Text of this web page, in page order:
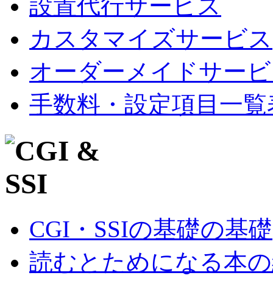
設置代行サービス
カスタマイズサービス
オーダーメイドサー
手数料・設定項目一覧
CGI・SSIの基礎の基礎
読むとためになる本